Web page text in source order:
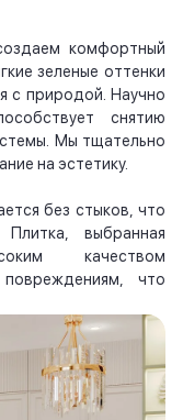
комфортный
зеленые оттенки
с природой. Научно
снятию
Мы тщательно
на эстетику.
без стыков, что
выбранная
качеством
что